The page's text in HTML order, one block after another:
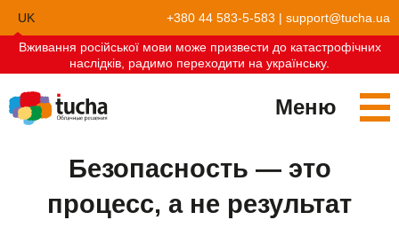
UK
EN
+380 44 583-5-583 | support@tucha.ua
Вживання російської мови може призвести до катастрофічних
наслідків, радимо переходити на українську.
Меню
Безопасность — это
процесс, а не результат